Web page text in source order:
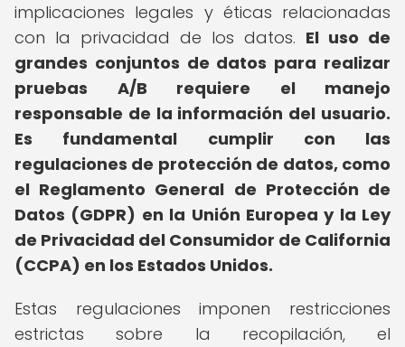
implicaciones legales y éticas relacionadas
con la privacidad de los datos. El uso de
grandes conjuntos de datos para realizar
pruebas A/B requiere el manejo
responsable de la información del usuario.
Es fundamental cumplir con las
regulaciones de protección de datos, como
el Reglamento General de Protección de
Datos (GDPR) en la Unión Europea y la Ley
de Privacidad del Consumidor de California
(CCPA) en los Estados Unidos.
Estas regulaciones imponen restricciones
estrictas sobre la recopilación, el